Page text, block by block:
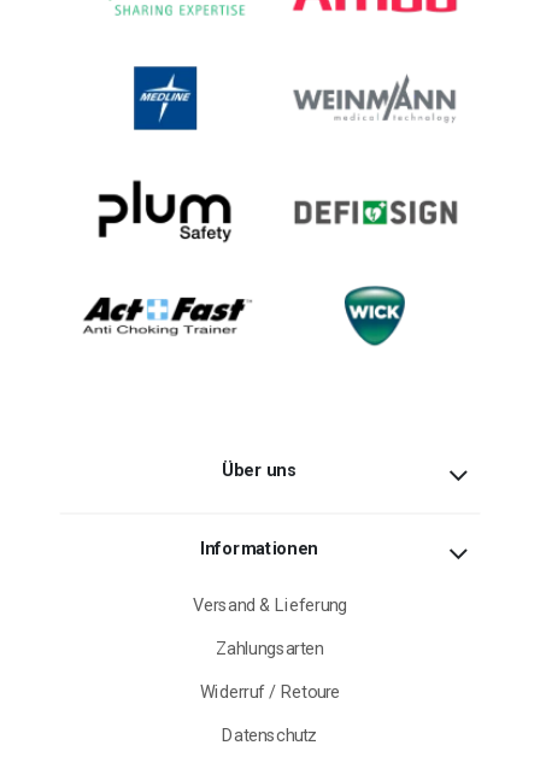
Über uns
Informationen
Versand & Lieferung
Zahlungsarten
Widerruf / Retoure
Datenschutz